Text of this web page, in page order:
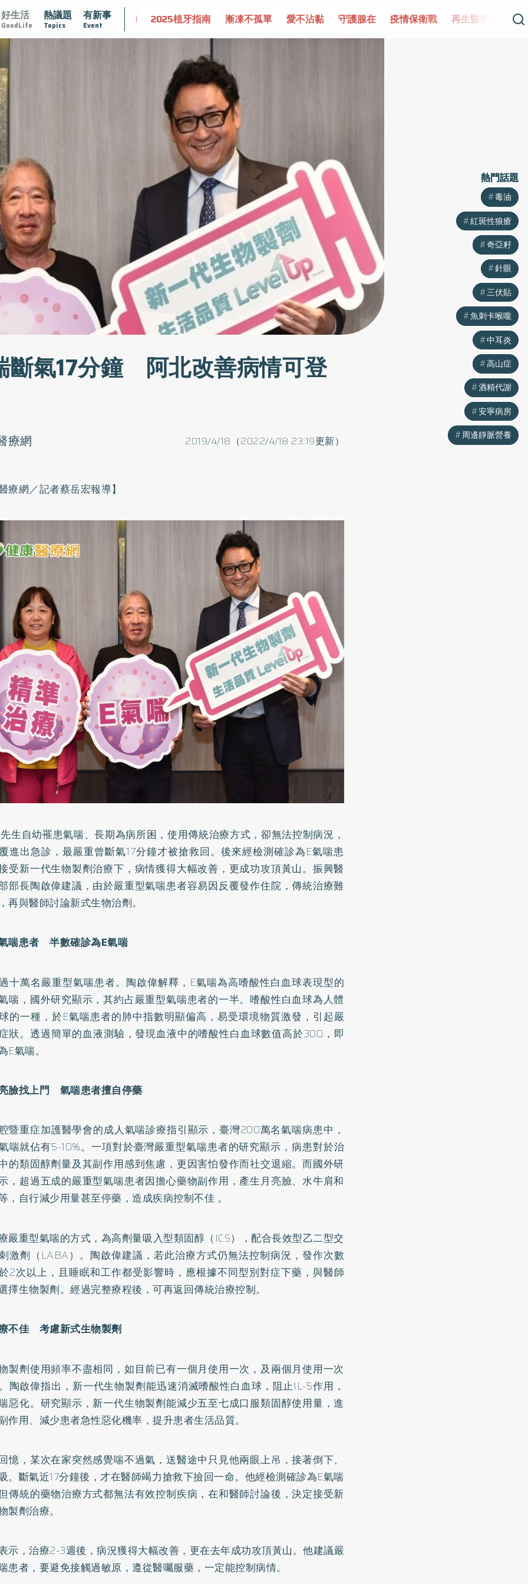
好生活
GoodLife
熱議題
Topics
有新事
Event
護骨骼健康 達文西手術專欄 2025植牙指南 漸凍不孤單 愛不沾黏 守護腺在 疫情保衛戰 再生醫學 愛的
斷氣17分鐘 阿北改善病情可登
2019/4/18（2022/4/18 23:19更新）
療網
療網／記者蔡岳宏報導】
生自幼罹患氣喘、長期為病所困，使用傳統治療方式，卻無法控制病況，
進出急診，最嚴重曾斷氣17分鐘才被搶救回。後來經檢測確診為E氣喘患
受新一代生物製劑治療下，病情獲得大幅改善，更成功攻頂黃山。振興醫
部長陶啟偉建議，由於嚴重型氣喘患者容易因反覆發作住院，傳統治療難
再與醫師討論新式生物治劑。
喘患者 半數確診為E氣喘
十萬名嚴重型氣喘患者。陶啟偉解釋，E氣喘為高嗜酸性白血球表現型的
喘，國外研究顯示，其約占嚴重型氣喘患者的一半。嗜酸性白血球為人體
的一種，於E氣喘患者的肺中指數明顯偏高，易受環境物質激發，引起嚴
狀。透過簡單的血液測驗，發現血液中的嗜酸性白血球數值高於300，即
E氣喘。
臉找上門 氣喘患者擅自停藥
暨重症加護醫學會的成人氣喘診療指引顯示，臺灣200萬名氣喘病患中，
喘就佔有5-10%。一項對於臺灣嚴重型氣喘患者的研究顯示，病患對於治
的類固醇劑量及其副作用感到焦慮，更因害怕發作而社交退縮。而國外研
，超過五成的嚴重型氣喘患者因擔心藥物副作用，產生月亮臉、水牛肩和
，自行減少用量甚至停藥，造成疾病控制不佳 。
嚴重型氣喘的方式，為高劑量吸入型類固醇（ICS），配合長效型乙二型交
激劑（LABA）。陶啟偉建議，若此治療方式仍無法控制病況，發作次數
2次以上，且睡眠和工作都受影響時，應根據不同型別對症下藥，與醫師
擇生物製劑。經過完整療程後，可再返回傳統治療控制。
不佳 考慮新式生物製劑
製劑使用頻率不盡相同，如目前已有一個月使用一次，及兩個月使用一次
陶啟偉指出，新一代生物製劑能迅速消滅嗜酸性白血球，阻止IL-5作用，
惡化。研究顯示，新一代生物製劑能減少五至七成口服類固醇使用量，進
作用、減少患者急性惡化機率，提升患者生活品質。
憶，某次在家突然感覺喘不過氣，送醫途中只見他兩眼上吊，接著倒下、
。斷氣近17分鐘後，才在醫師竭力搶救下撿回一命。他經檢測確診為E氣喘
傳統的藥物治療方式都無法有效控制疾病，在和醫師討論後，決定接受新
製劑治療。
示，治療2-3週後，病況獲得大幅改善，更在去年成功攻頂黃山。他建議嚴
患者，要避免接觸過敏原，遵從醫囑服藥，一定能控制病情。
熱門話題
毒油
紅斑性狼瘡
奇亞籽
針眼
三伏貼
魚刺卡喉嚨
中耳炎
高山症
酒精代謝
安寧病房
周邊靜脈營養
熱門話題
毒油
紅斑性狼瘡
奇亞籽
針眼
三伏貼
魚刺卡喉嚨
中耳炎
高山症
酒精代謝
安寧病房
周邊靜脈營養